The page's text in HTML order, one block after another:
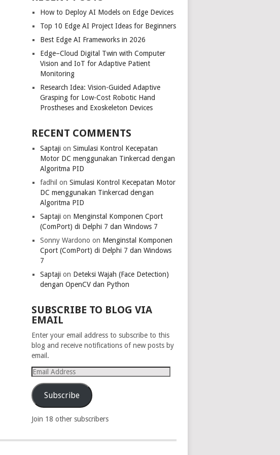
How to Deploy AI Models on Edge Devices
Top 10 Edge AI Project Ideas for Beginners
Best Edge AI Frameworks in 2026
Edge–Cloud Digital Twin with Computer
Vision and IoT for Adaptive Patient
Monitoring
Research Idea: Vision-Guided Adaptive
Grasping for Low-Cost Robotic Hand
Prostheses and Exoskeleton Devices
RECENT COMMENTS
Saptaji onSimulasi Kontrol Kecepatan
Motor DC menggunakan Tinkercad dengan
Algoritma PID
fadhil onSimulasi Kontrol Kecepatan Motor
DC menggunakan Tinkercad dengan
Algoritma PID
Saptaji on Menginstal Komponen Cport
(ComPort) di Delphi 7 dan Windows 7
Sonny Wardono on Menginstal Komponen
Cport (ComPort) di Delphi 7 dan Windows
7
Saptaji on Deteksi Wajah (Face Detection)
dengan OpenCV dan Python
SUBSCRIBE TO BLOG VIA
EMAIL
Enter your email address to subscribe to this
blog and receive notifications of new posts by
email.
Email
Address
Subscribe
Join 18 other subscribers